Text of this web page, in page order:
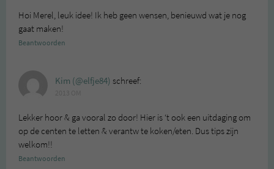
Hoi Merel, leuk idee! Ik heb geen wensen, benieuwd wat je nog
gaat maken!
Beantwoorden
Kim (@elfje84) schreef:
Lekker hoor & ga vooral zo door! Hier is ‘t ook een uitdaging om
op de centen te letten & verantw te koken/eten. Dus tips zijn
welkom!!
Beantwoorden